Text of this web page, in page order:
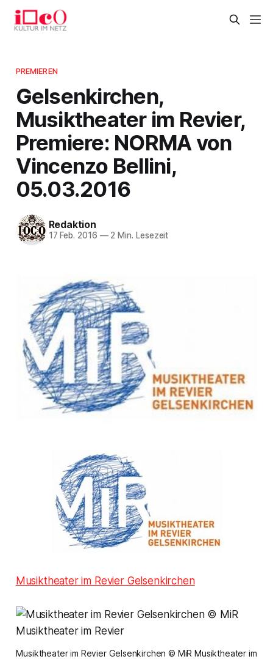
PREMIEREN
Gelsenkirchen,
Musiktheater im Revier,
Premiere: NORMA von
Vincenzo Bellini,
05.03.2016
Redaktion
17 Feb. 2016 —2 Min. Lesezeit
Musiktheater im Revier Gelsenkirchen
Musiktheater im Revier Gelsenkirchen © MiR Musiktheater im